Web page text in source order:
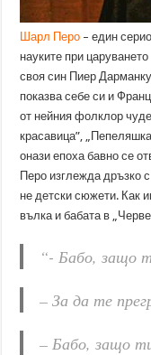
Шарл Перо –един
науките при царуването
своя син Пиер
показва себе си и
от нейния фолклор
красавица”,
онази епоха бавно се
Перо изглежда дръзко
не детски сюжети. Как
вълка и бабата в
“- Бабо, защо
– За да те
– Бабо, защо